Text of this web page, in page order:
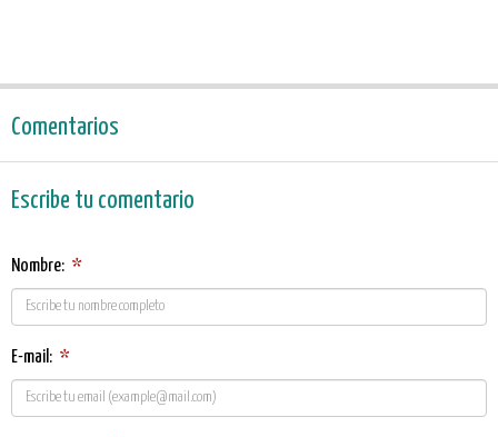
Comentarios
Escribe tu comentario
Nombre: *
E-mail: *